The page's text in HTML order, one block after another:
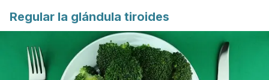
Regular la glándula tiroides